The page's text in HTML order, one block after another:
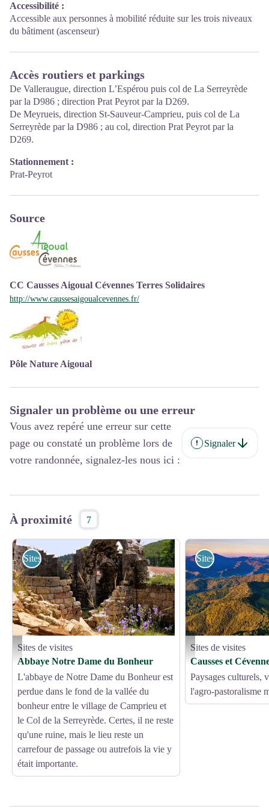
d'animation ainsi que les règles à adopter en cœur de Parc.
Sur place : expositions temporaires, animations au départ du site
et boutique
Accessibilité :
Accessible aux personnes à mobilité réduite sur les trois niveaux
du bâtiment (ascenseur)
Accès routiers et parkings
De Valleraugue, direction L’Espérou puis col de La Serreyrède
par la D986 ; direction Prat Peyrot par la D269.
De Meyrueis, direction St-Sauveur-Camprieu, puis col de La
Serreyrède par la D986 ; au col, direction Prat Peyrot par la
D269.
Stationnement :
Prat-Peyrot
Source
CC Causses Aigoual Cévennes Terres Solidaires
http://www.caussesaigoualcevennes.fr/
Pôle Nature Aigoual
Signaler un problème ou une erreur
Vous avez repéré une erreur sur cette
page ou constaté un problème lors de
votre randonnée, signalez-les nous ici :
Signaler
À proximité 7
Abbaye Notre Dame du Bonheur - Droits gérés
Sites de visites
Sites de visites
Abbaye Notre Dame du Bonheur
L'abbaye de Notre Dame du Bonheur est
perdue dans le fond de la vallée du
bonheur entre le village de Camprieu et
le Col de la Serreyrède. Certes, il ne reste
qu'une ruine, mais le lieu reste un
carrefour de passage ou autrefois la vie y
était importante.
Corniche des Cévennes -
Sites de visites
Sites de visites
Causses et
Paysages culturels,
l'agro-pastoralisme